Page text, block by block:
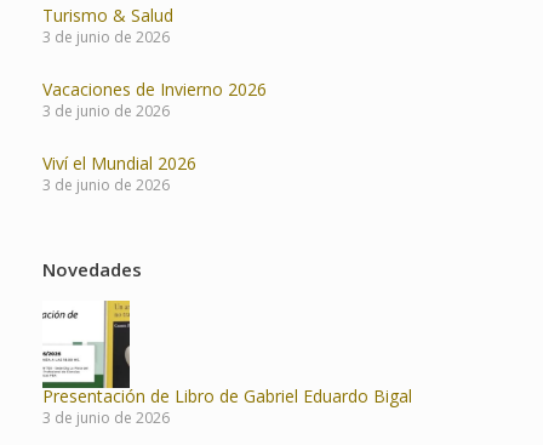
Turismo & Salud
3 de junio de 2026
Vacaciones de Invierno 2026
3 de junio de 2026
Viví el Mundial 2026
3 de junio de 2026
Novedades
Presentación de Libro de Gabriel Eduardo Bigal
3 de junio de 2026